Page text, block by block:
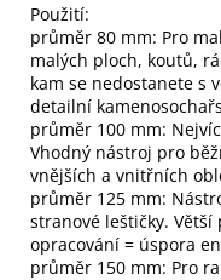
Použití:
průměr 80 mm: Pro
malých ploch, koutů,
kam se nedostanete s
detailní
průměr 100 mm:
Vhodný nástroj pro
vnějších a vnitřních
průměr 125 mm:
stranové leštičky.
opracování = úspora
průměr 150 mm: Pro